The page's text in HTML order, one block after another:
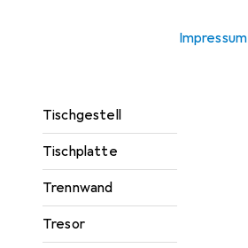
Impressum
Tischgestell
Tischplatte
Trennwand
Tresor